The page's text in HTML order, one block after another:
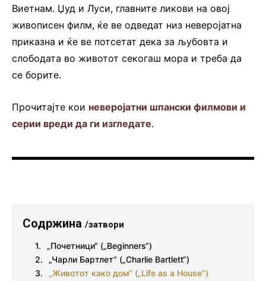
Виетнам. Џуд и Луси, главните ликови на овој
живописен филм, ќе ве одведат низ неверојатна
приказна и ќе ве потсетат дека за љубовта и
слободата во животот секогаш мора и треба да
се борите.
Прочитајте кои неверојатни шпански филмови и
серии вреди да ги изгледате.
Содржина /затвори
„Почетници“ („Beginners“)
„Чарли Бартлет“ („Charlie Bartlett“)
„Животот како дом“ („Life as a House“)